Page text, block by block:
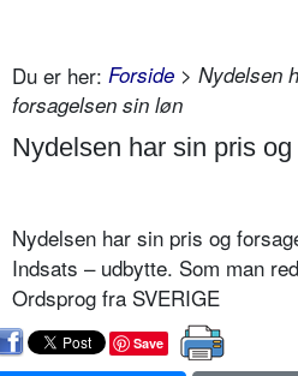
Du er her: Forside > Nydelsen
forsagelsen sin løn
Nydelsen har sin pris
Nydelsen har sin pris og
Indsats – udbytte. Som man
Ordsprog fra SVERIGE
Save